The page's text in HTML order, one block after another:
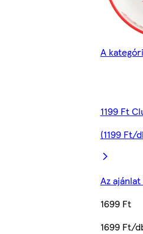
A
1199 Ft
(1199 Ft/
Az
1699 Ft
1699 Ft/